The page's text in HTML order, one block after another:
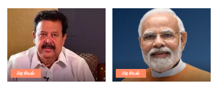
அரசியல் அரசியல்